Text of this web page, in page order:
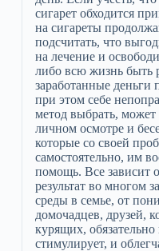
сигарет обходится
на сигареты
подсчитать, что
на лечение и
либо всю жизнь быть
заработанные деньги
при этом себе
метод выбрать, может
личном осмотре и
которые со своей
самостоятельно, им
помощь. Все зависит
результат во многом
среды в семье, от
домочадцев, друзей,
курящих,
стимулирует, и